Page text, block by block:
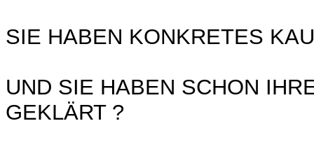
SIE HABEN KONKRETES
UND SIE HABEN SCHON
GEKLÄRT ?